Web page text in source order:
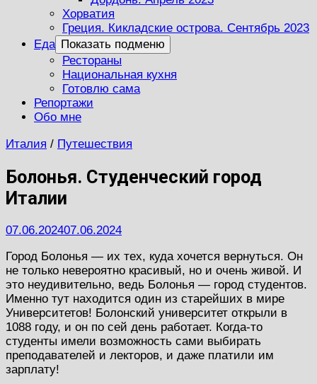
Хорватия
Греция. Кикладские острова. Сентябрь 2023
Еда Показать подменю
Рестораны
Национальная кухня
Готовлю сама
Репортажи
Обо мне
Италия / Путешествия
Болонья. Студенческий город
Италии
07.06.202407.06.2024
Город Болонья — их тех, куда хочется вернуться. Он
не только невероятно красивый, но и очень живой. И
это неудивительно, ведь Болонья — город студентов.
Именно тут находится один из старейших в мире
Университетов! Болонский университет открыли в
1088 году, и он по сей день работает. Когда-то
студенты имели возможность сами выбирать
преподавателей и лекторов, и даже платили им
зарплату!